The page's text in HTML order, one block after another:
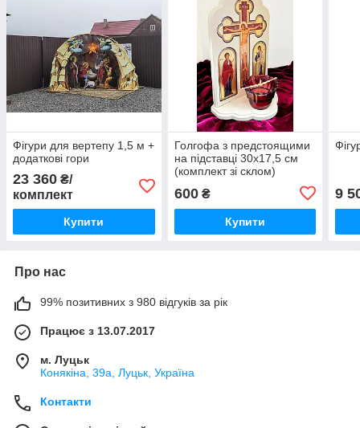
Фігури для вертепу 1,5 м +
додаткові гори
23 360 ₴/
комплект
Купити
Голгофа з предстоящими
на підставці 30х17,5 см
(комплект зі склом)
600₴
Купити
9
Про нас
99% позитивних з 980 відгуків за рік
Працює з 13.07.2017
м. Луцьк
Конякіна, 39а, Луцьк, Україна
Контакти